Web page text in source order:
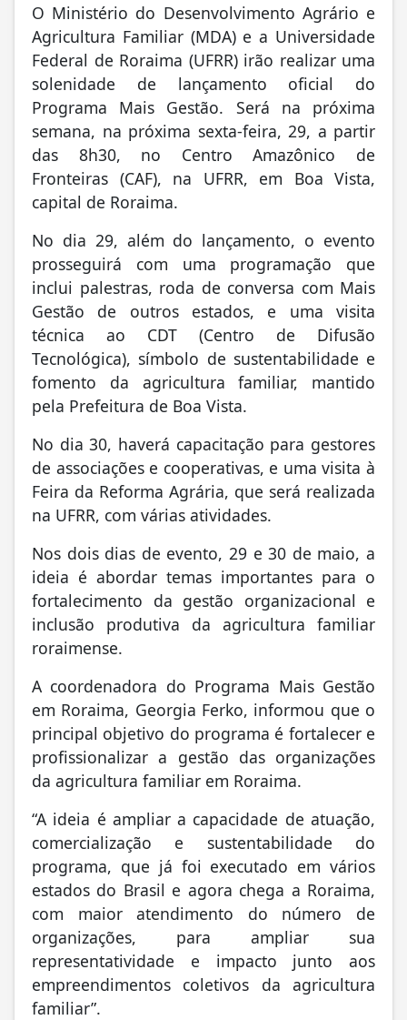
O Ministério do Desenvolvimento Agrário e
Agricultura Familiar (MDA) e a Universidade
Federal de Roraima (UFRR) irão realizar uma
solenidade de lançamento oficial do
Programa Mais Gestão. Será na próxima
semana, na próxima sexta-feira, 29, a partir
das 8h30, no Centro Amazônico de
Fronteiras (CAF), na UFRR, em Boa Vista,
capital de Roraima.
No dia 29, além do lançamento, o evento
prosseguirá com uma programação que
inclui palestras, roda de conversa com Mais
Gestão de outros estados, e uma visita
técnica ao CDT (Centro de Difusão
Tecnológica), símbolo de sustentabilidade e
fomento da agricultura familiar, mantido
pela Prefeitura de Boa Vista.
No dia 30, haverá capacitação para gestores
de associações e cooperativas, e uma visita à
Feira da Reforma Agrária, que será realizada
na UFRR, com várias atividades.
Nos dois dias de evento, 29 e 30 de maio, a
ideia é abordar temas importantes para o
fortalecimento da gestão organizacional e
inclusão produtiva da agricultura familiar
roraimense.
A coordenadora do Programa Mais Gestão
em Roraima, Georgia Ferko, informou que o
principal objetivo do programa é fortalecer e
profissionalizar a gestão das organizações
da agricultura familiar em Roraima.
“A ideia é ampliar a capacidade de atuação,
comercialização e sustentabilidade do
programa, que já foi executado em vários
estados do Brasil e agora chega a Roraima,
com maior atendimento do número de
organizações, para ampliar sua
representatividade e impacto junto aos
empreendimentos coletivos da agricultura
familiar”.